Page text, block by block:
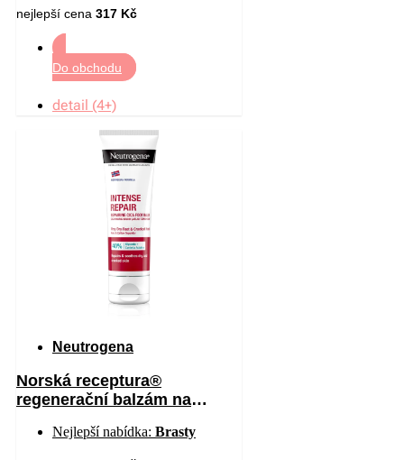
nejlepší cena 317 Kč
Do obchodu
detail (4+)
Neutrogena
Norská receptura®
regenerační balzám na
Nejlepší nabídka: Brasty